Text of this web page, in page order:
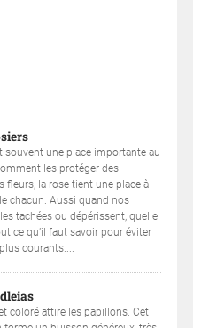
souvent une place importante au
les protéger des
fleurs, la rose tient une place à
chacun. Aussi quand nos
tachées ou dépérissent, quelle
ce qu’il faut savoir pour éviter
courants....
coloré attire les papillons. Cet